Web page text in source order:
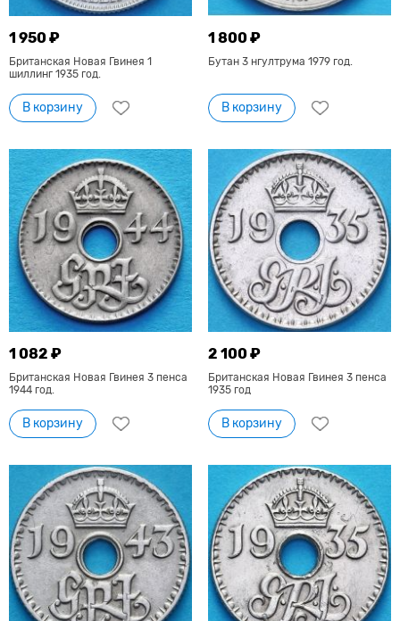
1 950 ₽
Британская Новая Гвинея 1
шиллинг 1935 год.
В корзину
1 800 ₽
Бутан 3 нгултрума 1979 год.
В корзину
1 082 ₽
Британская Новая Гвинея 3 пенса
1944 год.
В корзину
2 100 ₽
Британская Новая Гвинея 3 пенса
1935 год
В корзину